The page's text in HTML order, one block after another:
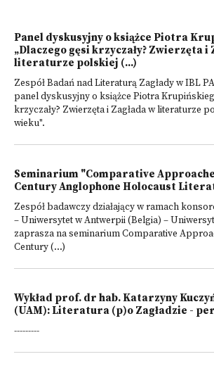
Panel dyskusyjny o książce Piotra
„Dlaczego gęsi krzyczały? Zwierzęta i
literaturze polskiej (...)
Zespół Badań nad Literaturą Zagłady w IBL
panel dyskusyjny o książce Piotra
krzyczały? Zwierzęta i Zagłada w literaturze
wieku".
Seminarium "Comparative
Century Anglophone Holocaust
Zespół badawczy działający w ramach
– Uniwersytet w Antwerpii (Belgia) –
zaprasza na seminarium Comparative
Century (...)
Wykład prof. dr hab. Katarzyny
(UAM): Literatura (p)o Zagładzie -
---------